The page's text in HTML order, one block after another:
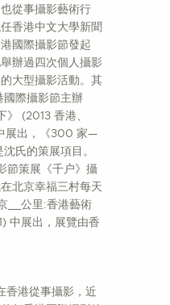
從事攝影藝術行
香港中文大學新聞
國際攝影節發起
辦過四次個人攝影
大型攝影活動。其
際攝影節主辦
(2013 香港、
展出，《300 家—
氏的策展項目。
節策展《千户》攝
北京幸福三村每天
__公里:香港藝術
中展出，展覽由香
香港從事攝影，近